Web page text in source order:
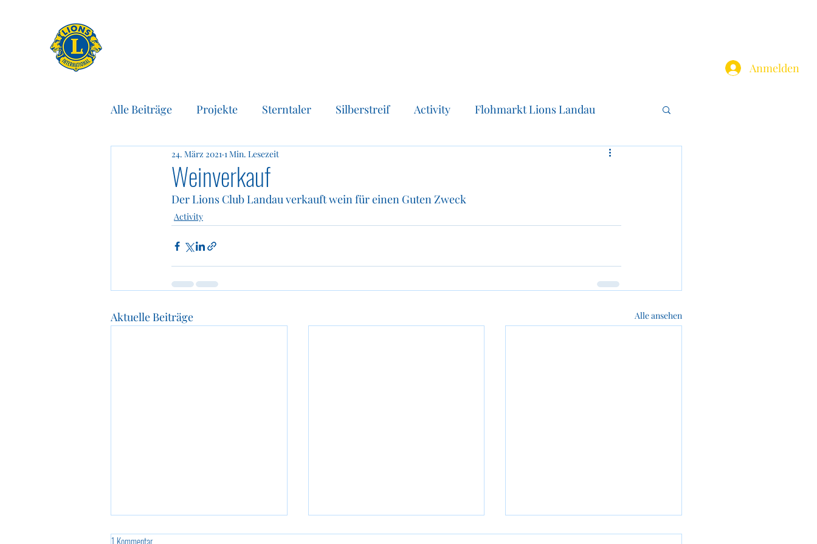
Anmelden
Alle Beiträge Projekte Sterntaler Silberstreif Activity Flohmarkt Lions Landau
Spenden Pressemitteilung
Weinverkauf
24. März 2021 1 Min. Lesezeit
Der Lions Club Landau verkauft wein für einen Guten Zweck
Activity
Aktuelle Beiträge Alle ansehen